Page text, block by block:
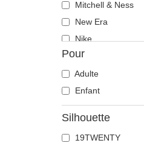
Mitchell & Ness
New Era
Nike
Polo Ralph Lauren
Wheels And Waves
Pour
Adulte
Enfant
Silhouette
19TWENTY